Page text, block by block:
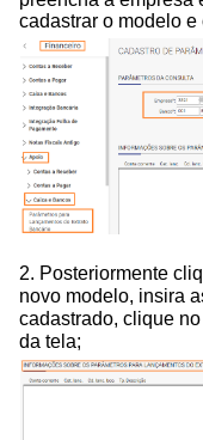
cadastrar o modelo
2. Posteriormente
novo modelo, insira
cadastrado, clique
da tela;